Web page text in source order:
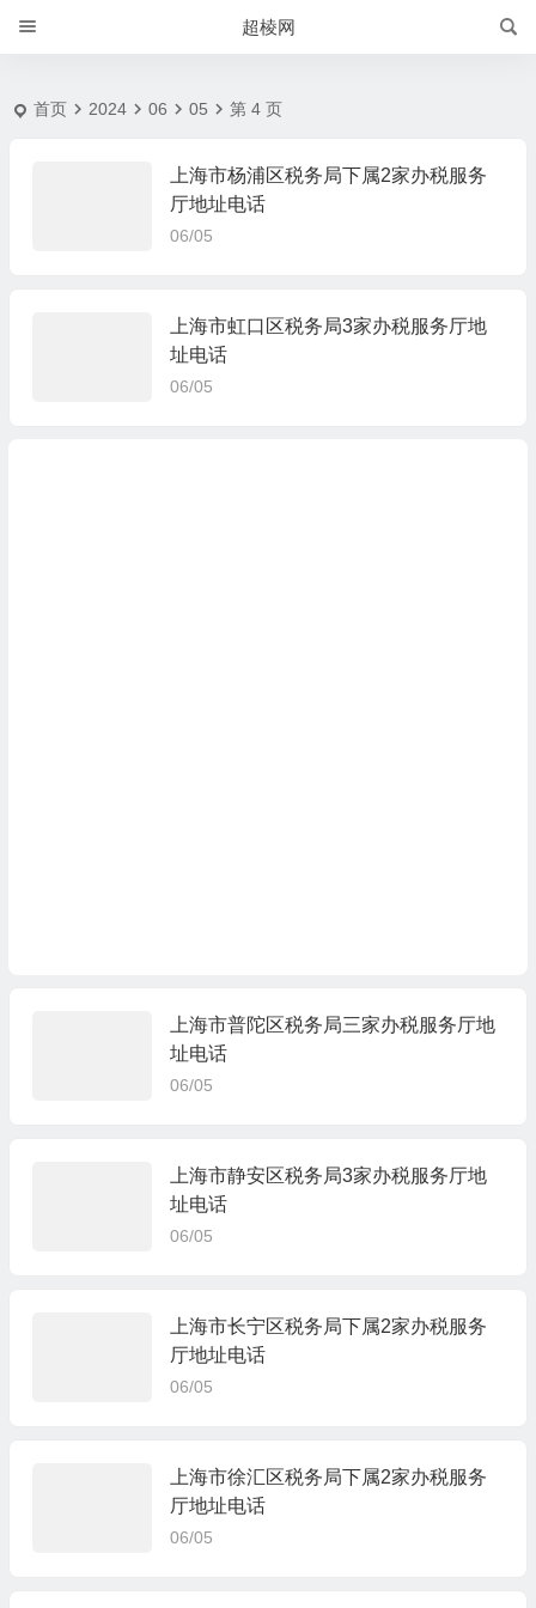
超棱网
首页 2024 06 05 第 4 页
上海市杨浦区税务局下属2家办税服务
厅地址电话
06/05
上海市虹口区税务局3家办税服务厅地
址电话
06/05
上海市普陀区税务局三家办税服务厅地
址电话
06/05
上海市静安区税务局3家办税服务厅地
址电话
06/05
上海市长宁区税务局下属2家办税服务
厅地址电话
06/05
上海市徐汇区税务局下属2家办税服务
厅地址电话
06/05